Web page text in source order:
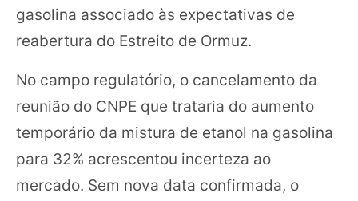
gasolina associado às expectativas de
reabertura do Estreito de Ormuz.
No campo regulatório, o cancelamento da
reunião do CNPE que trataria do aumento
temporário da mistura de etanol na gasolina
para 32% acrescentou incerteza ao
mercado. Sem nova data confirmada, o